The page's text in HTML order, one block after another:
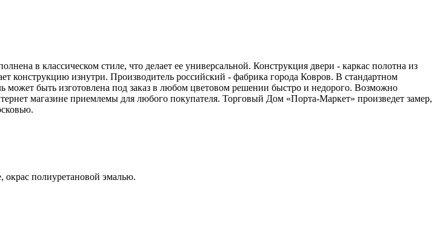
в классическом стиле, что делает ее универсальной. Конструкция двери - каркас полотна из
изнутри. Производитель российский - фабрика города Ковров. В стандартном
быть изготовлена под заказ в любом цветовом решении быстро и недорого. Возможно
магазине приемлемы для любого покупателя. Торговый Дом «Порта-Маркет» произведет замер,
полиуретановой эмалью.